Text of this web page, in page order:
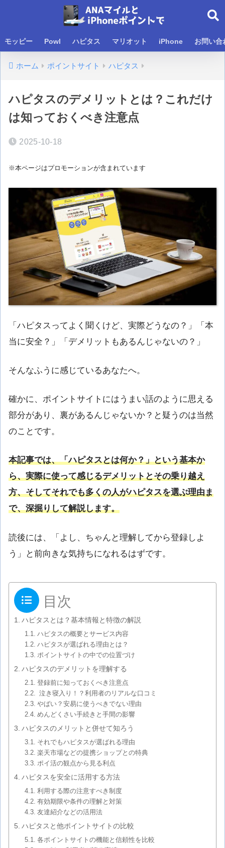
モッピー Powl ハピタス マリオット iPhone お問い合
ホーム ポイントサイト ハピタス
ハピタスのデメリットとは？これだけ
は知っておくべき注意点
2025-10-18
※本ページはプロモーションが含まれています
「ハピタスってよく聞くけど、実際どうなの？」「本
当に安全？」「デメリットもあるんじゃないの？」
そんなふうに感じているあなたへ。
確かに、ポイントサイトにはうまい話のように思える
部分があり、裏があるんじゃないか？と疑うのは当然
のことです。
本記事では、「ハピタスとは何か？」という基本か
ら、実際に使って感じるデメリットとその乗り越え
方、そしてそれでも多くの人がハピタスを選ぶ理由ま
で、深掘りして解説します。
読後には、「よし、ちゃんと理解してから登録しよ
う」と前向きな気持ちになれるはずです。
目次
ハピタスとは？基本情報と特徴の解説
ハピタスの概要とサービス内容
ハピタスが選ばれる理由とは？
ポイントサイトの中での位置づけ
ハピタスのデメリットを理解する
登録前に知っておくべき注意点
泣き寝入り！？利用者のリアルな口コミ
やばい？安易に使うべきでない理由
めんどくさい手続きと手間の影響
ハピタスのメリットと併せて知ろう
それでもハピタスが選ばれる理由
楽天市場などの提携ショップとの特典
ポイ活の観点から見る利点
ハピタスを安全に活用する方法
利用する際の注意すべき制度
有効期限や条件の理解と対策
友達紹介などの活用法
ハピタスと他ポイントサイトの比較
各ポイントサイトの機能と信頼性を比較